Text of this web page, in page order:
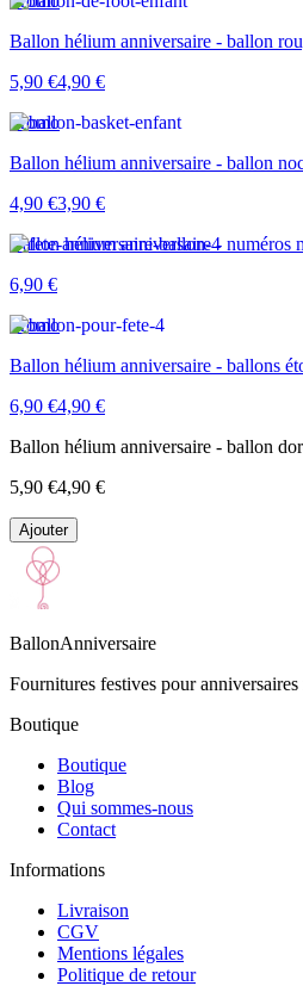
Ballon hélium anniversaire - ballon
5,90 €4,90 €
Promo
Ballon hélium anniversaire - ballon
4,90 €3,90 €
Ballon hélium anniversaire - numéros
6,90 €
Promo
Ballon hélium anniversaire - ballons
6,90 €4,90 €
Ballon hélium anniversaire - ballon
5,90 €4,90 €
Ajouter
BallonAnniversaire
Fournitures festives pour anniversaires
Boutique
Boutique
Blog
Qui sommes-nous
Contact
Informations
Livraison
CGV
Mentions légales
Politique de retour